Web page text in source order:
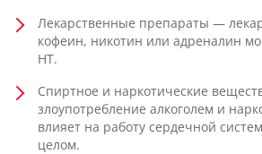
Лекарственные препараты —
кофеин, никотин или адреналин
НТ.
Спиртное и наркотические
злоупотребление алкоголем и
влияет на работу сердечной
целом.